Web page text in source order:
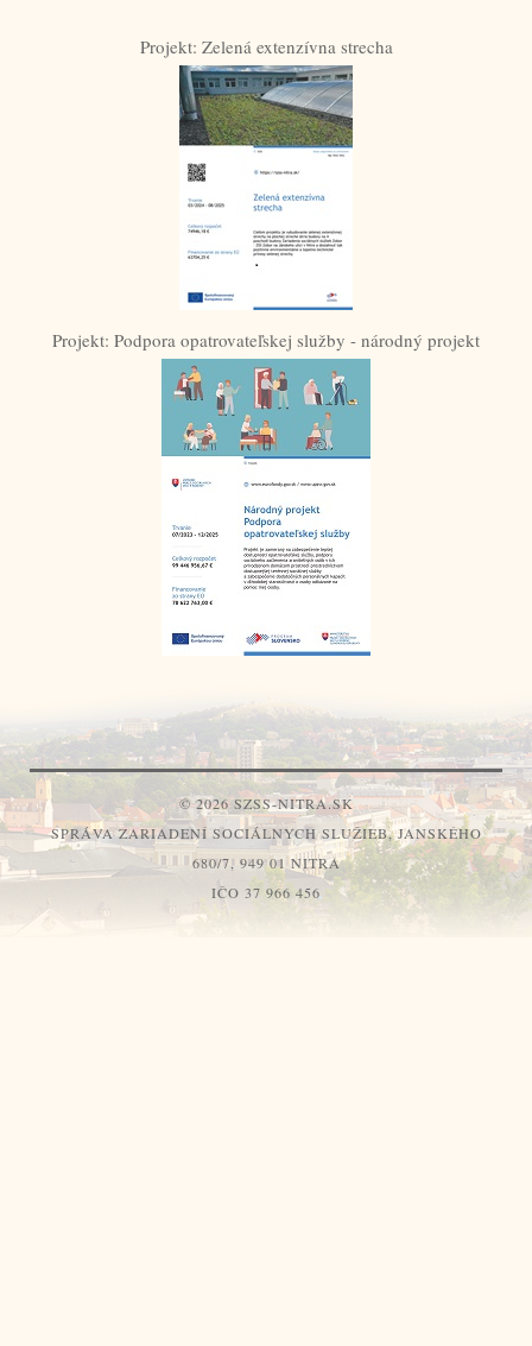
Projekt: Zelená extenzívna strecha
Projekt: Podpora opatrovateľskej služby - národný projekt
© 2026 SZSS-NITRA.SK
SPRÁVA ZARIADENÍ SOCIÁLNYCH SLUŽIEB, JANSKÉHO
680/7, 949 01 NITRA
IČO 37 966 456